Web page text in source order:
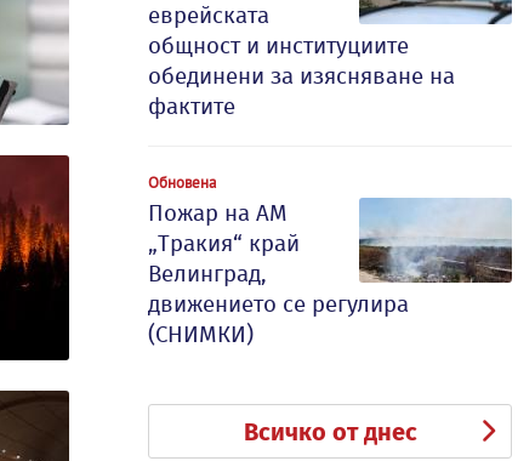
еврейската
общност и институциите
обединени за изясняване на
фактите
Обновена
Пожар на АМ
„Тракия“ край
Велинград,
движението се регулира
(СНИМКИ)
Всичко от днес